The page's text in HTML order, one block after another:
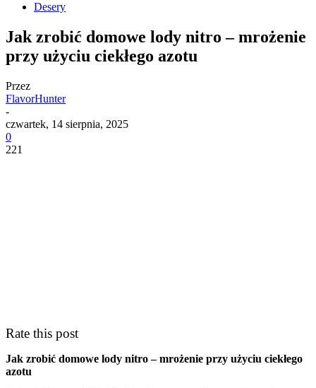
Desery
Jak zrobić domowe lody nitro – mrożenie
przy użyciu ciekłego azotu
Przez
FlavorHunter
-
czwartek, 14 sierpnia, 2025
0
221
Rate this post
Jak zrobić domowe lody nitro – mrożenie‍ przy użyciu​ ciekłego
azotu